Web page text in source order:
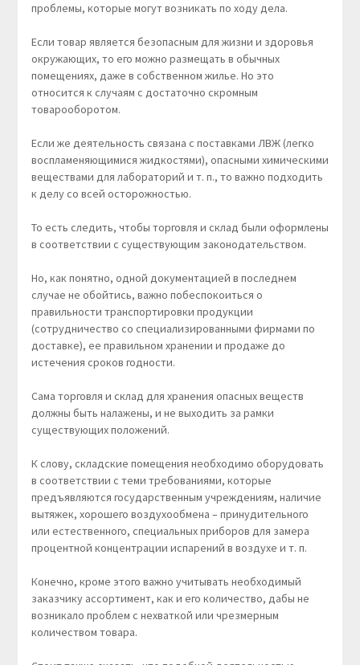
проблемы, которые могут возникать по ходу дела.
Если товар является безопасным для жизни и здоровья
окружающих, то его можно размещать в обычных
помещениях, даже в собственном жилье. Но это
относится к случаям с достаточно скромным
товарооборотом.
Если же деятельность связана с поставками ЛВЖ (легко
воспламеняющимися жидкостями), опасными химическими
веществами для лабораторий и т. п., то важно подходить
к делу со всей осторожностью.
То есть следить, чтобы торговля и склад были оформлены
в соответствии с существующим законодательством.
Но, как понятно, одной документацией в последнем
случае не обойтись, важно побеспокоиться о
правильности транспортировки продукции
(сотрудничество со специализированными фирмами по
доставке), ее правильном хранении и продаже до
истечения сроков годности.
Сама торговля и склад для хранения опасных веществ
должны быть налажены, и не выходить за рамки
существующих положений.
К слову, складские помещения необходимо оборудовать
в соответствии с теми требованиями, которые
предъявляются государственным учреждениям, наличие
вытяжек, хорошего воздухообмена – принудительного
или естественного, специальных приборов для замера
процентной концентрации испарений в воздухе и т. п.
Конечно, кроме этого важно учитывать необходимый
заказчику ассортимент, как и его количество, дабы не
возникало проблем с нехваткой или чрезмерным
количеством товара.